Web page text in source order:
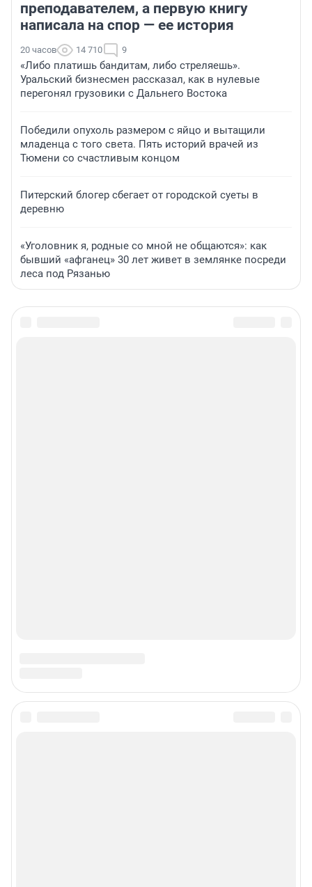
преподавателем, а первую книгу
написала на спор — ее история
20 часов 14 710 9
«Либо платишь бандитам, либо стреляешь».
Уральский бизнесмен рассказал, как в нулевые
перегонял грузовики с Дальнего Востока
Победили опухоль размером с яйцо и вытащили
младенца с того света. Пять историй врачей из
Тюмени со счастливым концом
Питерский блогер сбегает от городской суеты в
деревню
«Уголовник я, родные со мной не общаются»: как
бывший «афганец» 30 лет живет в землянке посреди
леса под Рязанью